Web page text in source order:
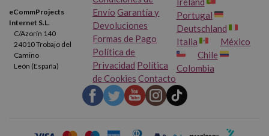
eCommProjects
Internet S.L.
C/Azorín 140
24010 Trobajo del
Camino
León (España)
Envío Garantía y
Devoluciones
Formas de Pago
Política de
Privacidad Política
de Cookies Contacto
Portugal
Deutschland
Italia
México
Chile
Colombia